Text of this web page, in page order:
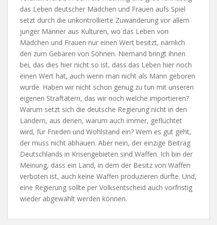
das Leben deutscher Mädchen und Frauen aufs Spiel
setzt durch die unkontrollierte Zuwanderung vor allem
junger Männer aus Kulturen, wo das Leben von
Mädchen und Frauen nur einen Wert besitzt, nämlich
den zum Gebären von Söhnen. Niemand bringt ihnen
bei, das dies hier nicht so ist, dass das Leben hier noch
einen Wert hat, auch wenn man nicht als Mann geboren
wurde. Haben wir nicht schon genug zu tun mit unseren
eigenen Straftätern, das wir noch welche importieren?
Warum setzt sich die deutsche Regierung nicht in den
Ländern, aus denen, warum auch immer, geflüchtet
wird, für Frieden und Wohlstand ein? Wem es gut geht,
der muss nicht abhauen. Aber nein, der einzige Beitrag
Deutschlands in Krisengebieten sind Waffen. Ich bin der
Meinung, dass ein Land, in dem der Besitz von Waffen
verboten ist, auch keine Waffen produzieren dürfte. Und,
eine Regierung sollte per Volksentscheid auch vorfristig
wieder abgewählt werden können.